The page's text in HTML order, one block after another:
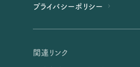
プライバシーポリシー
関連リンク